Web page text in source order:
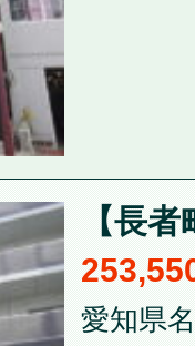
【長
愛知県